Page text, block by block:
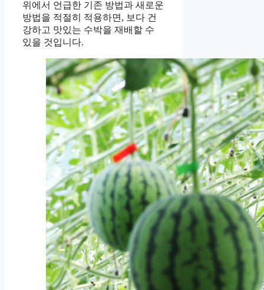
위에서 언급한 기존 방법과 새로운
방법을 적절히 적용하면, 보다 건
강하고 맛있는 수박을 재배할 수
있을 것입니다.